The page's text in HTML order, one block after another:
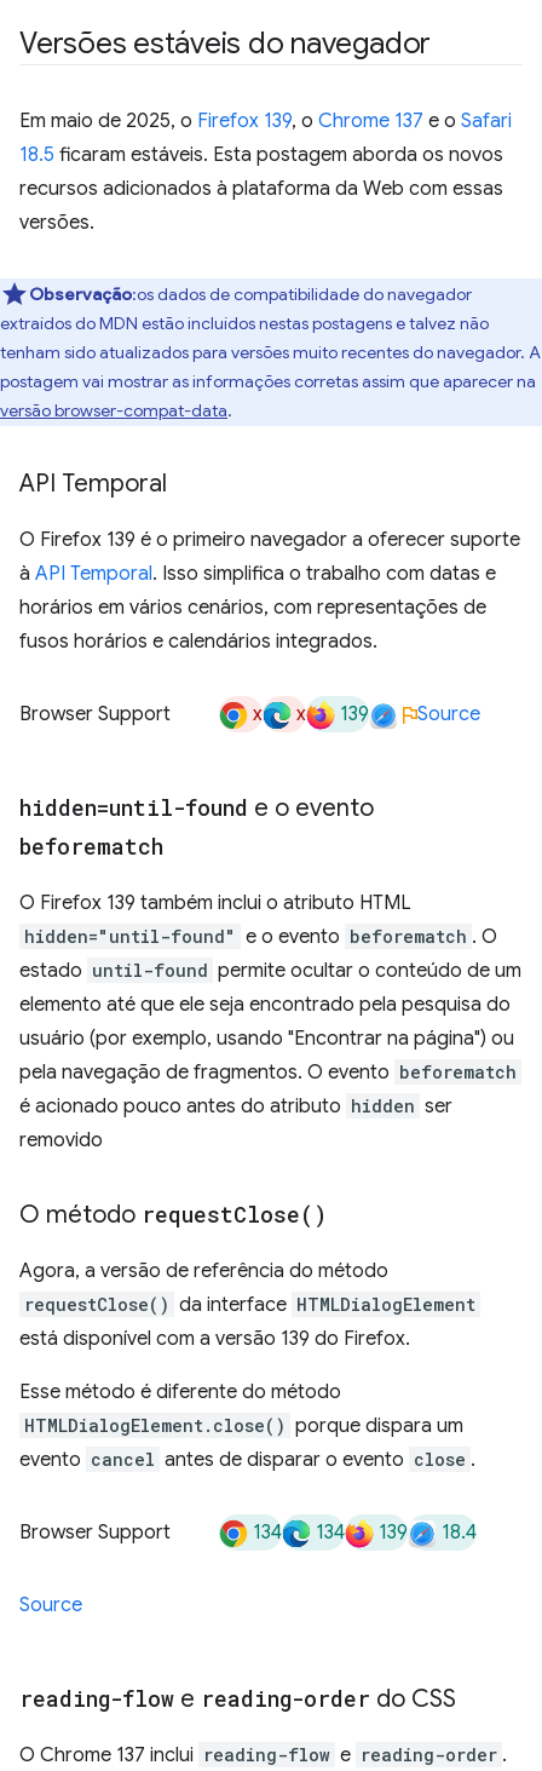
Versões estáveis do navegador
Em maio de 2025, o Firefox 139, o Chrome 137 e o Safari
18.5 ficaram estáveis. Esta postagem aborda os novos
recursos adicionados à plataforma da Web com essas
versões.
Observação:os dados de compatibilidade do navegador
extraídos do MDN estão incluídos nestas postagens e talvez não
tenham sido atualizados para versões muito recentes do navegador. A
postagem vai mostrar as informações corretas assim que aparecer na
versão browser-compat-data.
API Temporal
O Firefox 139 é o primeiro navegador a oferecer suporte
à API Temporal. Isso simplifica o trabalho com datas e
horários em vários cenários, com representações de
fusos horários e calendários integrados.
Browser Support x x 139 Source
hidden=until-found e o evento
beforematch
O Firefox 139 também inclui o atributo HTML
hidden="until-found" e o evento beforematch . O
estado until-found permite ocultar o conteúdo de um
elemento até que ele seja encontrado pela pesquisa do
usuário (por exemplo, usando "Encontrar na página") ou
pela navegação de fragmentos. O evento beforematch
é acionado pouco antes do atributo hidden ser
removido
O método requestClose( )
Agora, a versão de referência do método
requestClose() da interface HTMLDialogElement
está disponível com a versão 139 do Firefox.
Esse método é diferente do método
HTMLDialogElement.close() porque dispara um
evento cancel antes de disparar o evento close .
Browser Support 134 134 139 18.4
Source
reading-flow e reading-order do CSS
O Chrome 137 inclui reading-flow e reading-order .